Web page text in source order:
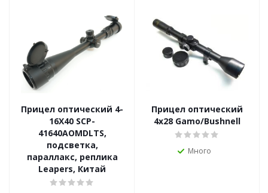
Прицел оптический 4-
16X40 SCP-
41640AOMDLTS,
подсветка,
параллакс, реплика
Leapers, Китай
Прицел оптический
4x28 Gamo/Bushnell
Много